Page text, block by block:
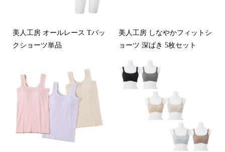
美人工房 オールレース Tバッ
クショーツ単品
美人工房 しなやかフィットシ
ョーツ 深ばき 5枚セット